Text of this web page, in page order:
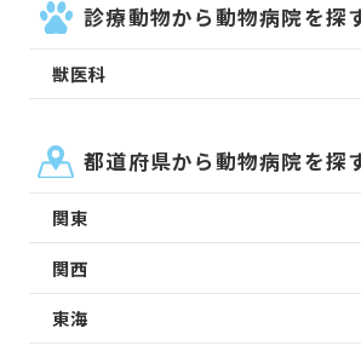
診療動物から動物病院を探
獣医科
都道府県から動物病院を探
関東
関西
東海